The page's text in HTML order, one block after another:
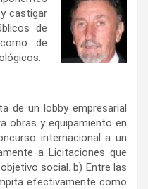
castigar
de
de
de un lobby empresarial
obras y equipamiento en
internacional a un
a Licitaciones que
social. b) Entre las
efectivamente como